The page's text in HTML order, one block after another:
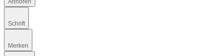
Anhören
Schrift
Merken